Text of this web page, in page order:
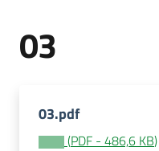
Vivere
03
03.pdf
(PDF - 486,6 KB)